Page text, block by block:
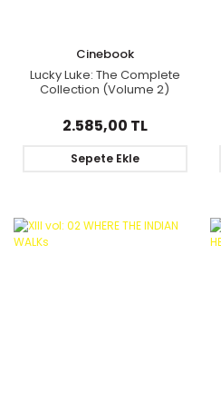
Cinebook
Lucky Luke: The Complete
Collection (Volume 2)
2.585,00 TL
Sepete Ekle